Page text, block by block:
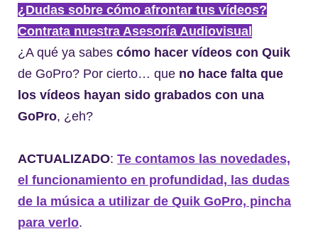
¿Dudas sobre cómo afrontar tus vídeos?
Contrata nuestra Asesoría Audiovisual
¿A qué ya sabes cómo hacer vídeos con Quik
de GoPro? Por cierto… que no hace falta que
los vídeos hayan sido grabados con una
GoPro, ¿eh?
ACTUALIZADO: Te contamos las novedades,
el funcionamiento en profundidad, las dudas
de la música a utilizar de Quik GoPro, pincha
para verlo.